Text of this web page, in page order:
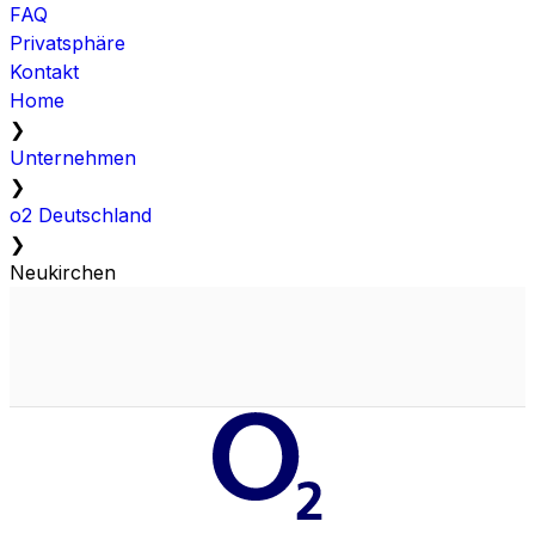
FAQ
Privatsphäre
Kontakt
Home
❯
Unternehmen
❯
o2 Deutschland
❯
Neukirchen